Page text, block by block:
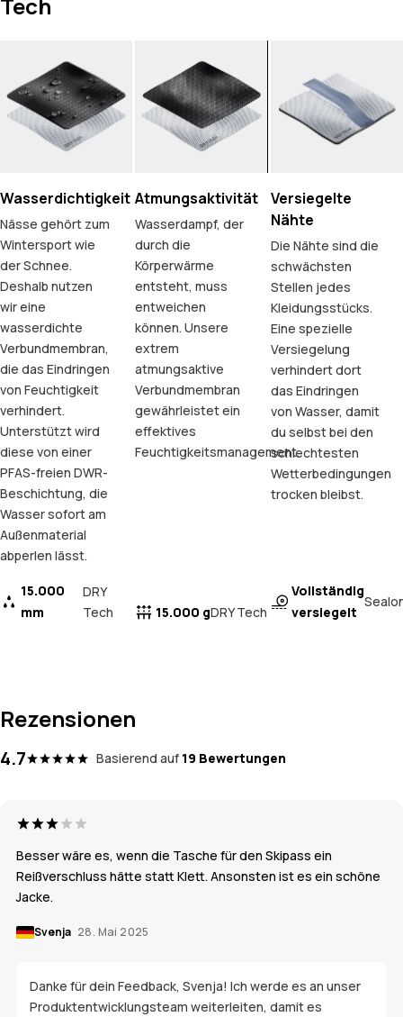
Wasserdichtigkeit
Nässe gehört zum
Wintersport wie
der Schnee.
Deshalb nutzen
wir eine
wasserdichte
Verbundmembran,
die das Eindringen
von Feuchtigkeit
verhindert.
Unterstützt wird
diese von einer
PFAS-freien DWR-
Beschichtung, die
Wasser sofort am
Außenmaterial
abperlen lässt.
15.000
mm
DRY
Tech
Atmungsaktivität
Wasserdampf, der
durch die
Körperwärme
entsteht, muss
entweichen
können. Unsere
extrem
atmungsaktive
Verbundmembran
gewährleistet ein
effektives
Feuchtigkeitsmanagement.
15.000 gDRY Tech
Versiegelte
Nähte
Die Nähte sind die
schwächsten
Stellen jedes
Kleidungsstücks.
Eine spezielle
Versiegelung
verhindert dort
das Eindringen
von Wasser, damit
du selbst bei den
schlechtesten
Wetterbedingungen
trocken bleibst.
Vollständig
versiegelt
Rezensionen
4.7 Basierend auf 19 Bewertungen
Besser wäre es, wenn die Tasche für den Skipass ein
Reißverschluss hätte statt Klett. Ansonsten ist es ein schöne
Jacke.
Svenja 28. Mai 2025
Danke für dein Feedback, Svenja! Ich werde es an unser
Produktentwicklungsteam weiterleiten, damit es